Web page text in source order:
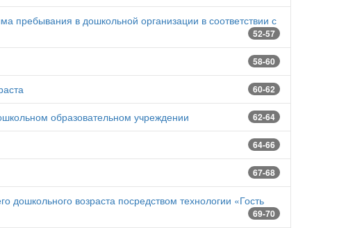
пребывания в дошкольной организации в соответствии с
52-57
58-60
60-62
образовательном учреждении 62-64
64-66
67-68
возраста посредством технологии «Гость
69-70